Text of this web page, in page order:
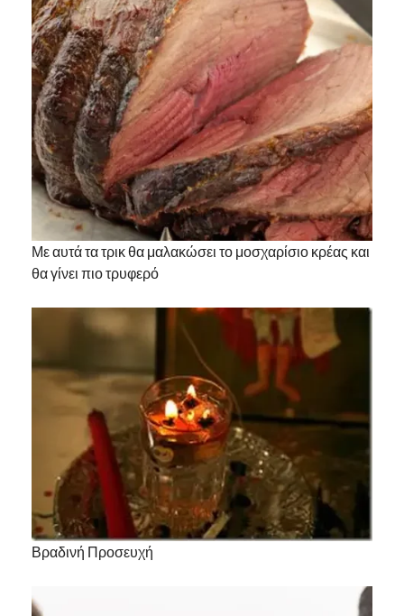
Με αυτά τα τρικ θα μαλακώσει το μοσχαρίσιο κρέας και
θα γίνει πιο τρυφερό
Βραδινή Προσευχή